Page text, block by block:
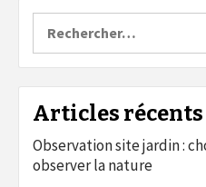
Articles récents
Observation site jardin :
observer la nature